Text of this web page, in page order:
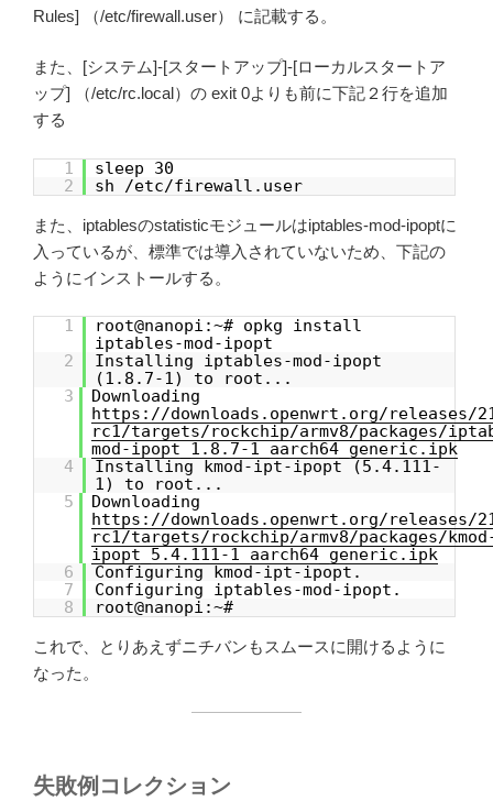
Rules] （/etc/firewall.user） に記載する。
また、[システム]-[スタートアップ]-[ローカルスタートア
ップ] （/etc/rc.local）の exit 0よりも前に下記２行を追加
する
1
sleep 30
2
sh /etc/firewall.user
また、iptablesのstatisticモジュールはiptables-mod-ipoptに
入っているが、標準では導入されていないため、下記の
ようにインストールする。
1
root@nanopi:~# opkg install
iptables-mod-ipopt
2
Installing iptables-mod-ipopt
(1.8.7-1) to root...
3
Downloading
https://downloads.openwrt.org/releases/
rc1/targets/rockchip/armv8/packages/
mod-ipopt_1.8.7-1_aarch64_generic.ipk
4
Installing kmod-ipt-ipopt (5.4.111-
1) to root...
5
Downloading
https://downloads.openwrt.org/releases/
rc1/targets/rockchip/armv8/packages/
ipopt_5.4.111-1_aarch64_generic.ipk
6
Configuring kmod-ipt-ipopt.
7
Configuring iptables-mod-ipopt.
8
root@nanopi:~#
これで、とりあえずニチバンもスムースに開けるように
なった。
失敗例コレクション